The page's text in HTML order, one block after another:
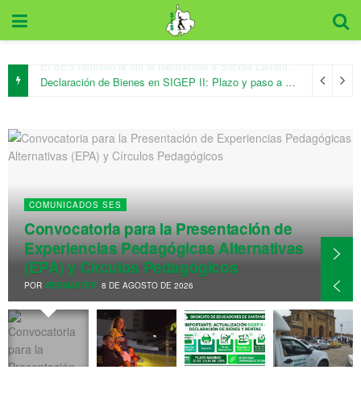
COMUNICADOS SES
Convocatoria para la Presentación de
Experiencias Pedagógicas Alternativas
(EPA) y Círculos Pedagógicos
POR WEBMASTER 8 DE AGOSTO DE 2026